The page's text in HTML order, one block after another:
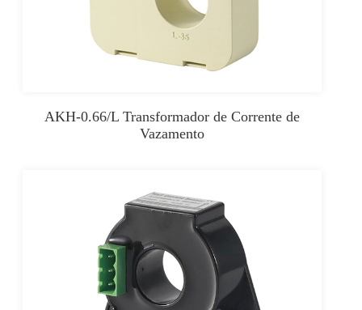
AKH-0.66/L Transformador de Corrente de
Vazamento